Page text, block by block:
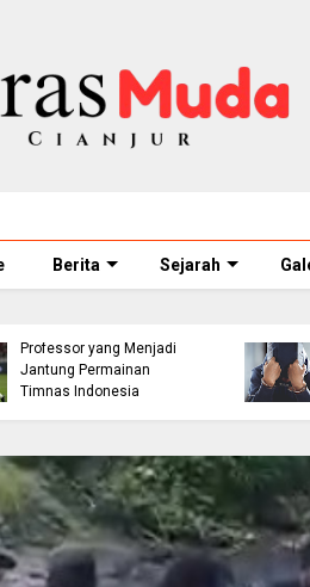
Berita Sejarah
Professor yang Menjadi
Jantung Permainan
Timnas Indonesia